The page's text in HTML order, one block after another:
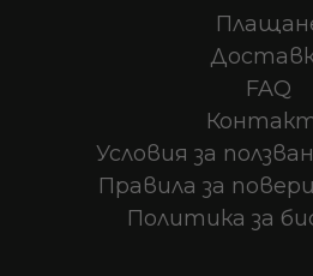
FAQ
Условия за
Правила за
Политика за